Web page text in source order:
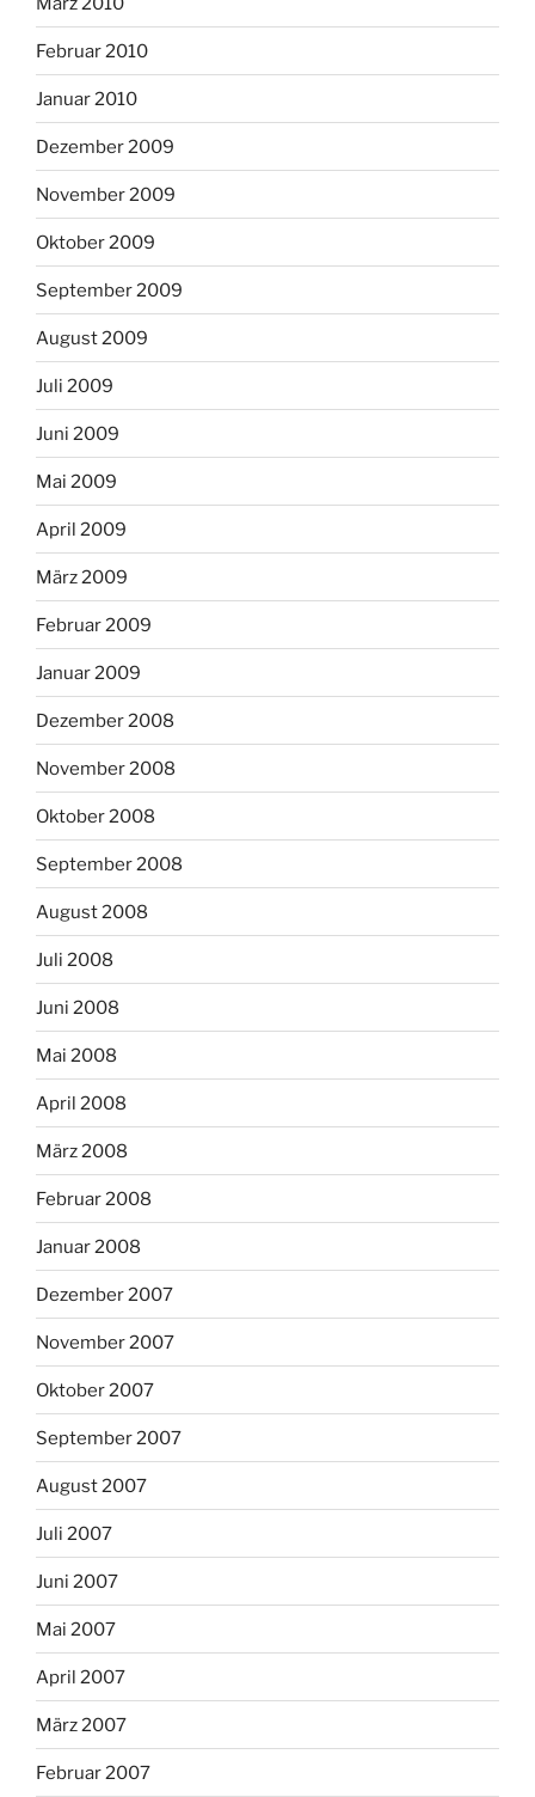
Februar 2010
Januar 2010
Dezember 2009
November 2009
Oktober 2009
September 2009
August 2009
Juli 2009
Juni 2009
Mai 2009
April 2009
März 2009
Februar 2009
Januar 2009
Dezember 2008
November 2008
Oktober 2008
September 2008
August 2008
Juli 2008
Juni 2008
Mai 2008
April 2008
März 2008
Februar 2008
Januar 2008
Dezember 2007
November 2007
Oktober 2007
September 2007
August 2007
Juli 2007
Juni 2007
Mai 2007
April 2007
März 2007
Februar 2007